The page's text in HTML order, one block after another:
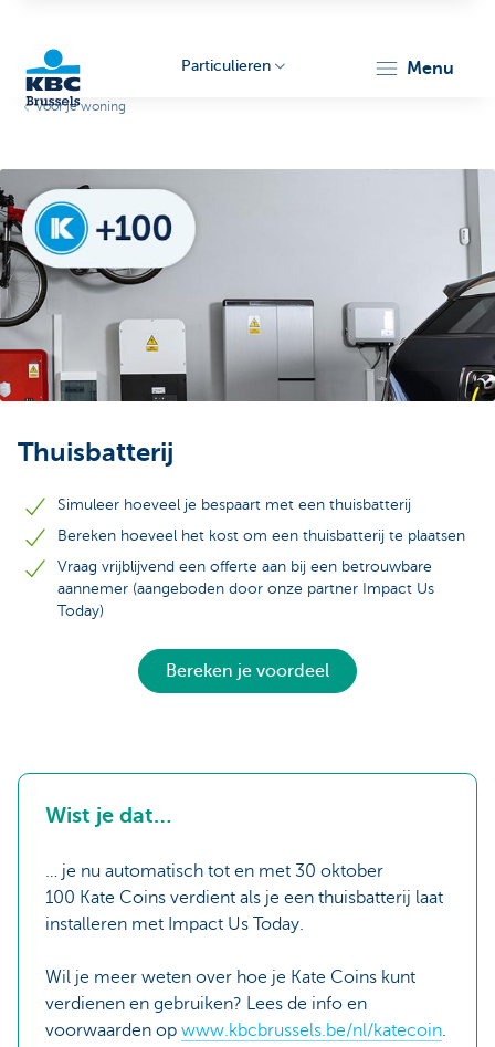
Brussels
Particulieren menu
Voor je woning
Thuisbatterij
Simuleer hoeveel je bespaart met een thuisbatterij
Bereken hoeveel het kost om een thuisbatterij te plaatsen
Vraag vrijblijvend een offerte aan bij een betrouwbare
aannemer (aangeboden door onze partner Impact Us
Today)
Bereken je voordeel
Wist je dat…
… je nu automatisch tot en met 30 oktober
100 Kate Coins verdient als je een thuisbatterij laat
installeren met Impact Us Today.
Wil je meer weten over hoe je Kate Coins kunt
verdienen en gebruiken? Lees de info en
voorwaarden op www.kbcbrussels.be/nl/katecoin.